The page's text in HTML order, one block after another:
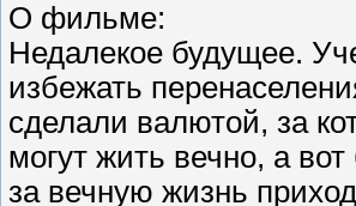
О фильме:
Недалекое будущее.
избежать
сделали валютой, за
могут жить вечно, а
за вечную жизнь